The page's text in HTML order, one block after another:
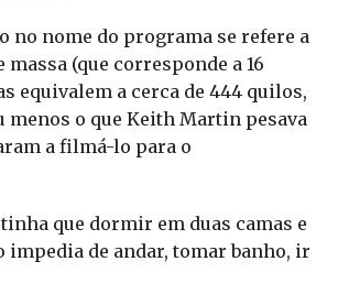
no nome do programa se refere a
massa (que corresponde a 16
equivalem a cerca de 444 quilos,
menos o que Keith Martin pesava
a filmá-lo para o
que dormir em duas camas e
impedia de andar, tomar banho, ir